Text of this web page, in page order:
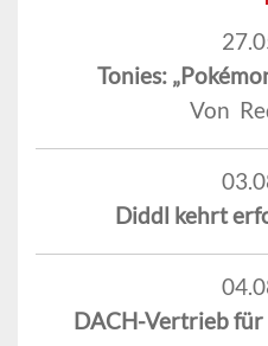
Tonies:
Von
Diddl kehrt
DACH-Vertrieb